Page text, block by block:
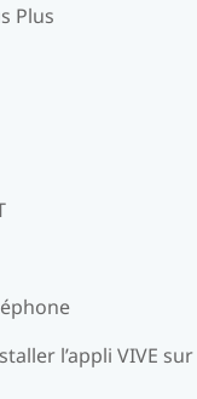
Plus
l’appli VIVE sur